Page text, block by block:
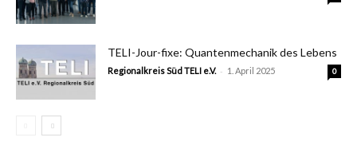
TELI-Jour-fixe: Quantenmechanik des Lebens
Regionalkreis Süd TELI e.V. - 1. April 2025 0